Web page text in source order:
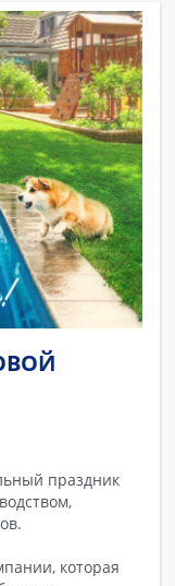
обсуждения
праздник
которая